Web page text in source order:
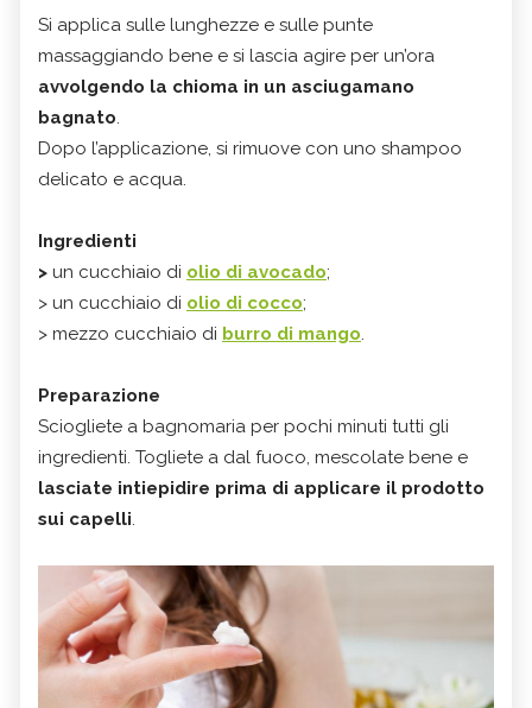
Si applica sulle lunghezze e sulle punte
massaggiando bene e si lascia agire per un’ora
avvolgendo la chioma in un asciugamano
bagnato.
Dopo l’applicazione, si rimuove con uno shampoo
delicato e acqua.
Ingredienti
> un cucchiaio di olio di avocado;
> un cucchiaio di olio di cocco;
> mezzo cucchiaio di burro di mango.
Preparazione
Sciogliete a bagnomaria per pochi minuti tutti gli
ingredienti. Togliete a dal fuoco, mescolate bene e
lasciate intiepidire prima di applicare il prodotto
sui capelli.